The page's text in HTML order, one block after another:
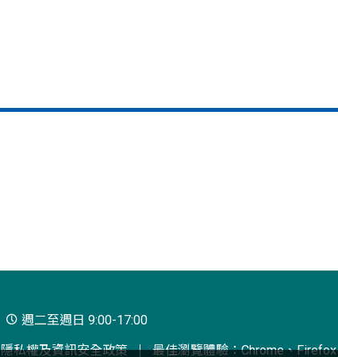
週二至週日 9:00-17:00
隱私權及資訊安全政策 最佳瀏覽體驗：Chrome、